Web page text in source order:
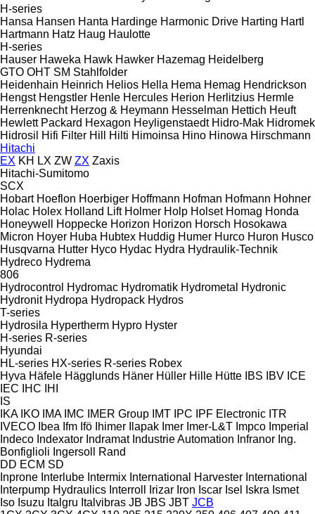
H-series
Hansa Hansen Hanta Hardinge Harmonic Drive Harting Hartl
Hartmann Hatz Haug Haulotte
H-series
Hauser Haweka Hawk Hawker Hazemag Heidelberg
GTO OHT SM Stahlfolder
Heidenhain Heinrich Helios Hella Hema Hemag Hendrickson
Hengst Hengstler Henle Hercules Herion Herlitzius Hermle
Herrenknecht Herzog & Heymann Hesselman Hettich Heuft
Hewlett Packard Hexagon Heyligenstaedt Hidro-Mak Hidromek
Hidrosil
Hifi Filter Hill Hilti Himoinsa Hino Hinowa Hirschmann
Hitachi
EX KH LX ZW ZX Zaxis
Hitachi-Sumitomo
SCX
Hobart Hoeflon Hoerbiger Hoffmann Hofman Hofmann Hohner
Holac Holex Holland Lift Holmer Holp Holset Homag Honda
Honeywell
Hoppecke Horizon Horizon Horsch Hosokawa
Micron Hoyer Huba Hubtex Huddig Humer Hurco Huron Husco
Husqvarna Hutter Hyco Hydac Hydra Hydraulik-Technik
Hydreco Hydrema
806
Hydrocontrol Hydromac Hydromatik Hydrometal
Hydronic
Hydronit Hydropa Hydropack Hydros
T-series
Hydrosila Hypertherm Hypro Hyster
H-series R-series
Hyundai
HL-series HX-series R-series Robex
Hyva Häfele Hägglunds Häner Hüller Hille Hütte IBS IBV ICE
IEC
IHC
IHI
IS
IKA IKO IMA IMC IMER Group IMT IPC IPF Electronic ITR
IVECO Ibea Ifm Ifö Ihimer Ilapak Imer Imer-L&T Impco Imperial
Indeco Indexator Indramat Industrie Automation Infranor Ing.
Bonfiglioli Ingersoll Rand
DD ECM SD
Inprone Interlube Intermix International Harvester International
Interpump Hydraulics Interroll Irizar Iron Iscar Isel Iskra Ismet
Iso Isuzu Italgru Italvibras JB JBS JBT JCB